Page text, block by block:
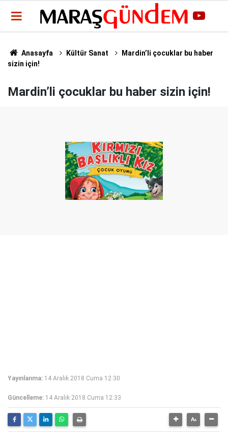
Anasayfa Kültür Sanat
Mardin’li çocuklar bu haber
sizin için!
Mardin’li çocuklar bu haber sizin için!
Yayınlanma: 14 Aralık 2018 Cuma 12:30
Güncelleme: 14 Aralık 2018 Cuma 12:33